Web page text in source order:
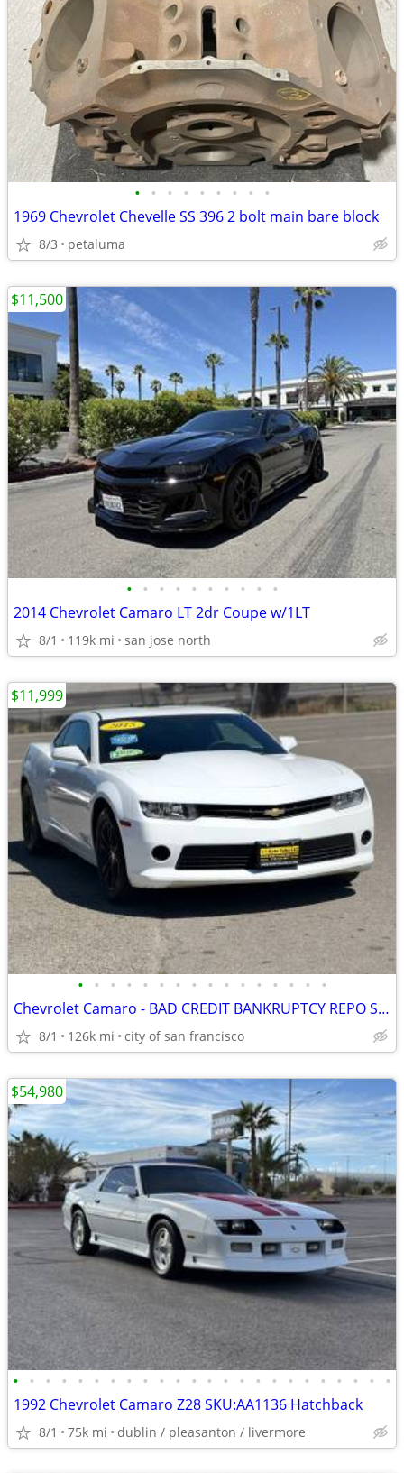
• • • • • • • • •
1969 Chevrolet Chevelle SS 396 2 bolt main bare block
8/3 petaluma
• • • • • • • • • •
2014 Chevrolet Camaro LT 2dr Coupe w/1LT
8/1 119k mi san jose north
$11,500
• • • • • • • • • • • • • • • •
Chevrolet Camaro - BAD CREDIT BANKRUPTCY REPO SSI RETIRED APPROVED
8/1 126k mi city of san francisco
$11,999
• • • • • • • • • • • • • • • • • • • • • • • •
1992 Chevrolet Camaro Z28 SKU:AA1136 Hatchback
8/1 75k mi dublin / pleasanton / livermore
$54,980